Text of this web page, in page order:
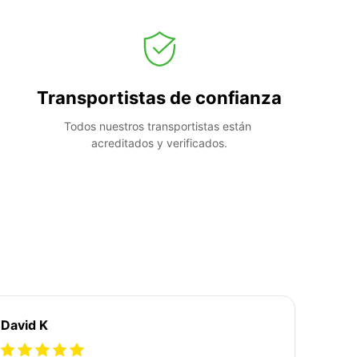
Transportistas de confianza
Todos nuestros transportistas están
acreditados y verificados.
David K